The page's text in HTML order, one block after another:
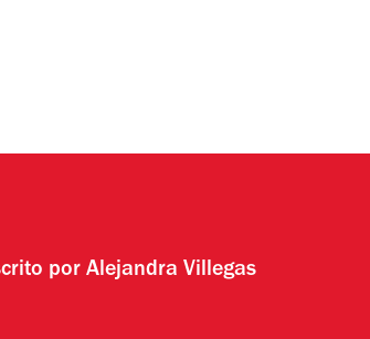
por Alejandra Villegas